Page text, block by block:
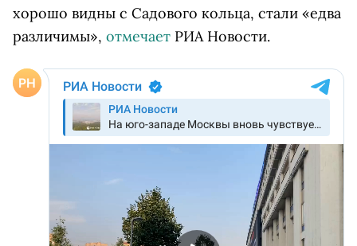
хорошо видны с Садового кольца, стали «едва
различимы», отмечает РИА Новости.